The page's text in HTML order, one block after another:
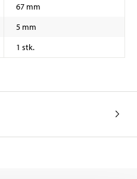
67 mm
5 mm
1 stk.